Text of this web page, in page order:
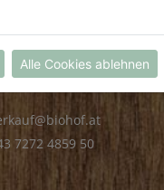
Do: 8.00 - 16.00 Uhr
7272 4859 50
Alle Cookies ablehnen